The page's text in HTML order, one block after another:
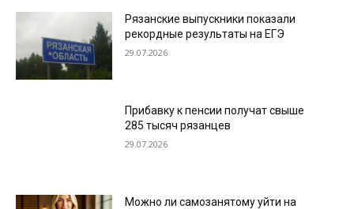
Рязанские выпускники показали
рекордные результаты на ЕГЭ
29.07.2026
Прибавку к пенсии получат свыше
285 тысяч рязанцев
29.07.2026
Можно ли самозанятому уйти на